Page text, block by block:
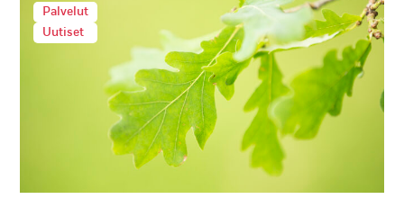
Palvelut
Uutiset